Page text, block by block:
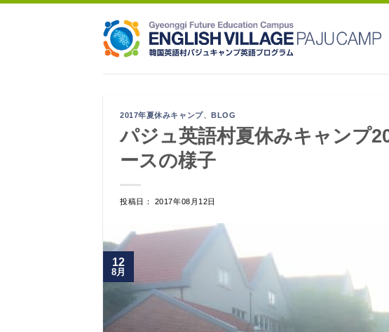
2017年夏休みキャンプ、BLOG
パジュ英語村夏休みキャンプ
ースの様子
投稿日： 2017年08月12日
12
8月